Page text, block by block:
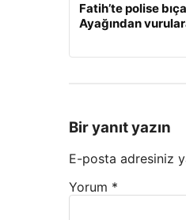
Fatih’te polise
Ayağından
Bir yanıt yazın
E-posta adresiniz
Yorum *